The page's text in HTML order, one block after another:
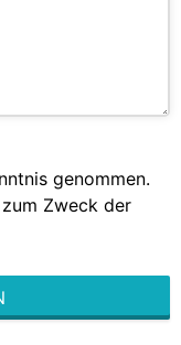
genommen.
Zweck der